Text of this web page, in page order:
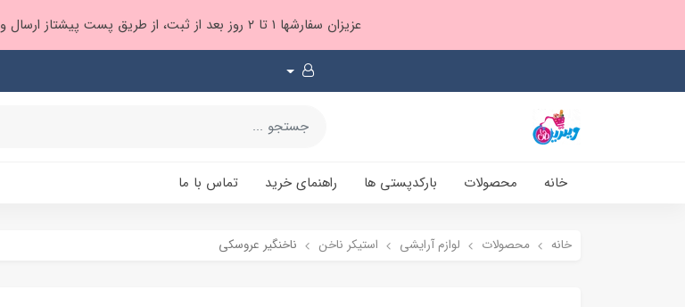
عزیزان سفارشها ۱ تا ۲ روز بعد از ثبت، از طریق پست پیشتاز ارسال و بارکدپستی پیامک میشه براتون ❤️
خانه محصولات بارکدپستی ها راهنمای خرید تماس با ما
خانه محصولات لوازم آرایشی استیکر ناخن ناخنگیر عروسکی